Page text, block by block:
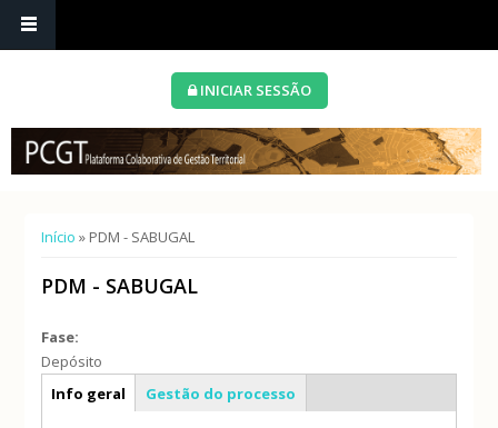
INICIAR SESSÃO
Está aqui
Início » PDM - SABUGAL
PDM - SABUGAL
Fase:
Depósito
Caracterização geral
Info geral Gestão do processo